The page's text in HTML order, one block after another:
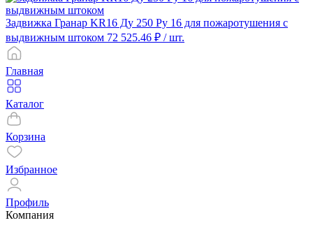
Задвижка Гранар KR16 Ду 250 Ру 16 для пожаротушения с
выдвижным штоком 72 525.46 ₽ / шт.
Главная
Каталог
Корзина
Избранное
Профиль
Компания